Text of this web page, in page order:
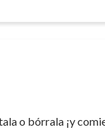
o bórrala ¡y